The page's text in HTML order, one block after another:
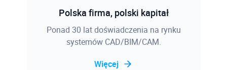
Polska firma, polski kapitał
Ponad 30 lat doświadczenia na rynku
systemów CAD/BIM/CAM.
Więcej